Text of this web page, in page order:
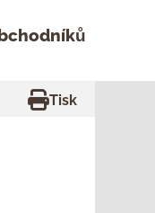
Tisk